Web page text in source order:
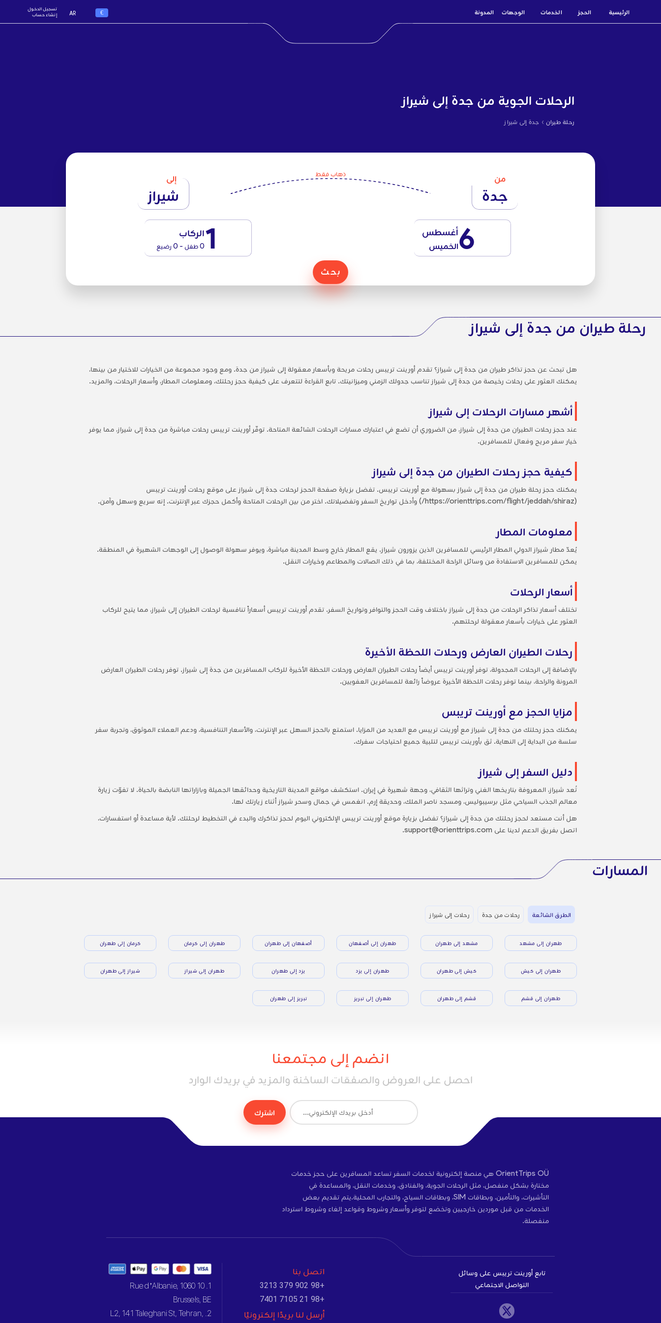
الرئيسية الحجز الخدمات الوجهات المدونة €
AR
تسجيل الدخول
إنشاء حساب
الرحلات الجوية من جدة إلى شيراز
رحلة طيران › جدة إلى شيراز
من
جدة
ذهاب فقط إلى
شيراز
6أغسطس
الخميس 1الركاب
0 طفل - 0 رضيع
بحث
رحلة طيران من جدة إلى شيراز
هل تبحث عن حجز تذاكر طيران من جدة إلى شيراز؟ تقدم أورينت تريبس رحلات مريحة وبأسعار معقولة إلى شيراز من جدة. ومع وجود مجموعة من الخيارات للاختيار من بينها،
يمكنك العثور على رحلات رخيصة من جدة إلى شيراز تناسب جدولك الزمني وميزانيتك. تابع القراءة لتتعرف على كيفية حجز رحلتك، ومعلومات المطار، وأسعار الرحلات، والمزيد.
أشهر مسارات الرحلات إلى شيراز
عند حجز رحلات الطيران من جدة إلى شيراز، من الضروري أن تضع في اعتبارك مسارات الرحلات الشائعة المتاحة. توفّر أورينت تريبس رحلات مباشرة من جدة إلى شيراز، مما يوفر
خيار سفر مريح وفعال للمسافرين.
كيفية حجز رحلات الطيران من جدة إلى شيراز
يمكنك حجز رحلة طيران من جدة إلى شيراز بسهولة مع أورينت تريبس. تفضل بزيارة صفحة الحجز لرحلات جدة إلى شيراز على موقع رحلات أورينت تريبس
(https://orienttrips.com/flight/jeddah/shiraz/) وأدخل تواريخ السفر وتفضيلاتك. اختر من بين الرحلات المتاحة وأكمل حجزك عبر الإنترنت. إنه سريع وسهل وآمن.
معلومات المطار
يُعدّ مطار شيراز الدولي المطار الرئيسي للمسافرين الذين يزورون شيراز. يقع المطار خارج وسط المدينة مباشرة، ويوفر سهولة الوصول إلى الوجهات الشهيرة في المنطقة.
يمكن للمسافرين الاستفادة من وسائل الراحة المختلفة، بما في ذلك الصالات والمطاعم وخيارات النقل.
أسعار الرحلات
تختلف أسعار تذاكر الرحلات من جدة إلى شيراز باختلاف وقت الحجز والتوافر وتواريخ السفر. تقدم أورينت تريبس أسعاراً تنافسية لرحلات الطيران إلى شيراز، مما يتيح للركاب
العثور على خيارات بأسعار معقولة لرحلتهم.
رحلات الطيران العارض ورحلات اللحظة الأخيرة
بالإضافة إلى الرحلات المجدولة، توفر أورينت تريبس أيضاً رحلات الطيران العارض ورحلات اللحظة الأخيرة للركاب المسافرين من جدة إلى شيراز. توفر رحلات الطيران العارض
المرونة والراحة، بينما توفر رحلات اللحظة الأخيرة عروضاً رائعة للمسافرين العفويين.
مزايا الحجز مع أورينت تريبس
يمكنك حجز رحلتك من جدة إلى شيراز مع أورينت تريبس مع العديد من المزايا. استمتع بالحجز السهل عبر الإنترنت، والأسعار التنافسية، ودعم العملاء الموثوق، وتجربة سفر
سلسة من البداية إلى النهاية. ثق بأورينت تريبس لتلبية جميع احتياجات سفرك.
دليل السفر إلى شيراز
تُعد شيراز، المعروفة بتاريخها الغني وتراثها الثقافي، وجهة شهيرة في إيران. استكشف مواقع المدينة التاريخية وحدائقها الجميلة وبازاراتها النابضة بالحياة. لا تفوّت زيارة
معالم الجذب السياحي مثل برسيبوليس، ومسجد ناصر الملك، وحديقة إرم. انغمس في جمال وسحر شيراز أثناء زيارتك لها.
هل أنت مستعد لحجز رحلتك من جدة إلى شيراز؟ تفضل بزيارة موقع أورينت تريبس الإلكتروني اليوم لحجز تذاكرك والبدء في التخطيط لرحلتك. لأية مساعدة أو استفسارات،
اتصل بفريق الدعم لدينا على support@orienttrips.com.
المسارات
الطرق الشائعة رحلات من جدة رحلات إلى شيراز
طهران إلى مشهد مشهد إلى طهران طهران إلى أصفهان أصفهان إلى طهران طهران إلى كرمان كرمان إلى طهران
طهران إلى كيش كيش إلى طهران طهران إلى يزد يزد إلى طهران طهران إلى شيراز شيراز إلى طهران
طهران إلى قشم قشم إلى طهران طهران إلى تبريز تبريز إلى طهران
انضم إلى مجتمعنا
احصل على العروض والصفقات الساخنة والمزيد في بريدك الوارد
اشترك
OrientTrips OÜ هي منصة إلكترونية لخدمات السفر تساعد المسافرين على حجز خدمات
مختارة بشكل منفصل، مثل الرحلات الجوية، والفنادق، وخدمات النقل، والمساعدة في
التأشيرات، والتأمين، وبطاقات SIM، وبطاقات السياح، والتجارب المحلية.يتم تقديم بعض
الخدمات من قبل موردين خارجيين وتخضع لتوفر وأسعار وشروط وقواعد إلغاء وشروط استرداد
منفصلة.
تابع أورينت تريبس على وسائل
التواصل الاجتماعي
اتصل بنا
+98 902 379 3213
+98 21 7105 7401
أرسل لنا بريدًا إلكترونيًا
1. 10 Rue d’Albanie, 1060
Brussels, BE
2. L2, 141 Taleghani St, Tehran,